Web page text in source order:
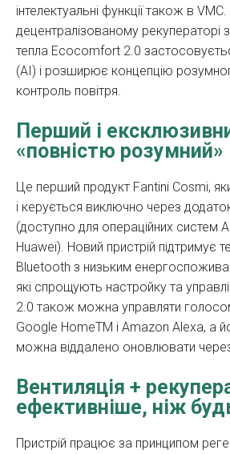
інтелектуальні функції також в
децентралізованому рекуператорі
тепла Ecocomfort 2.0
(AI) і розширює концепцію
контроль повітря.
Перший і
«повністю розумний»
Це перший продукт Fantini Cosmi,
і керується виключно через
(доступно для операційних систем
Huawei). Новий пристрій підтримує
Bluetooth з низьким
які спрощують настройку та
2.0 також можна управляти
Google HomeTM і Amazon Alexa, а
можна віддалено оновлювати
Вентиляція +
ефективніше, ніж
Пристрій працює за принципом